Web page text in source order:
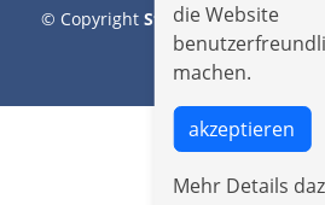
die Website
machen.
akzeptieren
Mehr Details
© Copyright SteinmetzPartners -
GmbH. All Rights